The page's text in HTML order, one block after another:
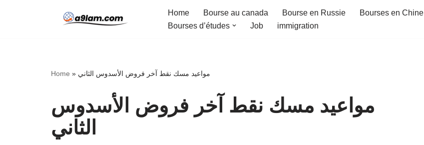
Home Bourse au canada Bourse en Russie Bourses en Chine
Bourses d’études
Job immigration
Home » مواعيد مسك نقط آخر فروض الأسدوس الثاني
مواعيد مسك نقط آخر فروض الأسدوس
الثاني